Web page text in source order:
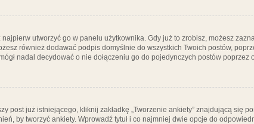
utworzyć go w panelu użytkownika. Gdy już to zrobisz, możesz
również dodawać podpis domyślnie do wszystkich Twoich postów,
nadal decydować o nie dołączeniu go do pojedynczych postów
post już istniejącego, kliknij zakładkę „Tworzenie ankiety” znajdującą się
by tworzyć ankiety. Wprowadź tytuł i co najmniej dwie opcje do